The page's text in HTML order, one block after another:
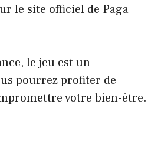
le site officiel de Paga
le jeu est un
pourrez profiter de
votre bien-être.